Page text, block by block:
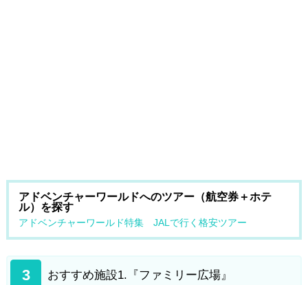
アドベンチャーワールドへのツアー（航空券＋ホテ
ル）を探す
アドベンチャーワールド特集 JALで行く格安ツアー
3 おすすめ施設1.『ファミリー広場』